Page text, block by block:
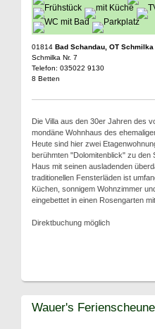
01814 Bad Schandau, OT Schmilka
Schmilka Nr. 7
Telefon: 035022 9130
8 Betten
Die Villa aus den 30er Jahren des
mondäne Wohnhaus des
Heute sind hier zwei
berühmten "Dolomitenblick" zu
Haus mit seinen ausladenden
traditionellen Fensterläden ist
Küchen, sonnigem Wohnzimmer
eingebettet in einen Rosengarten
Direktbuchung möglich
Wauer's Ferienscheune